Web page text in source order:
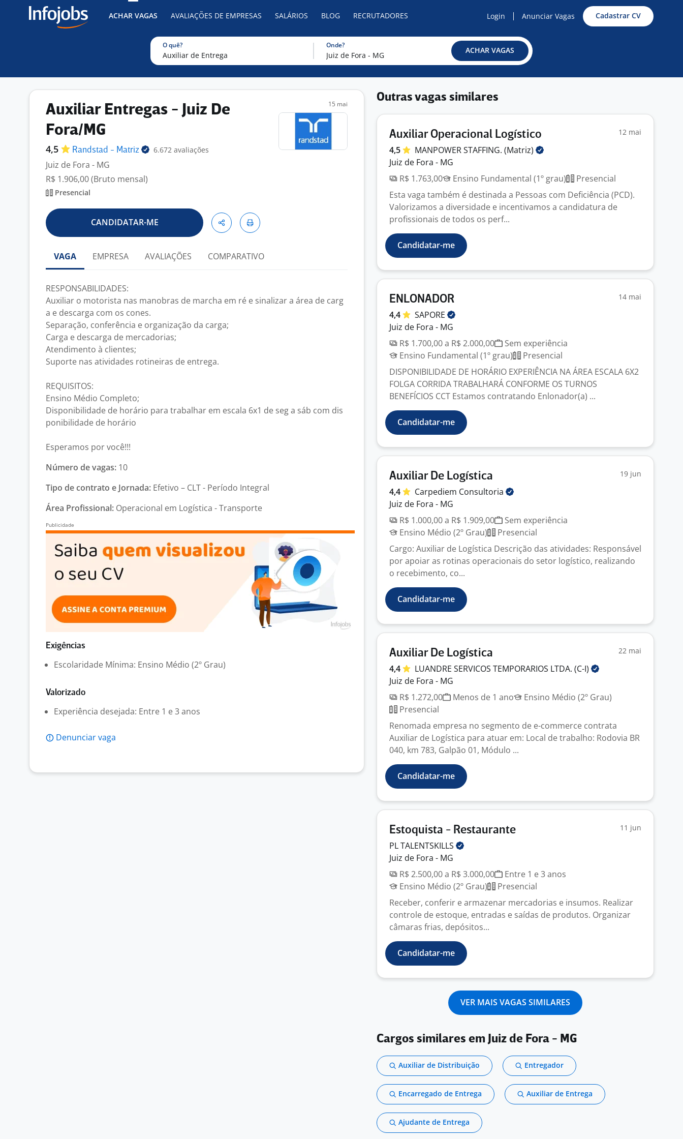
ACHAR VAGAS AVALIAÇÕES DE EMPRESAS SALÁRIOS BLOG RECRUTADORES Login Anunciar Vagas Cadastrar CV
O quê? Onde?
ACHAR VAGAS
Auxiliar Entregas - Juiz De
Fora/MG
4,5 Randstad - Matriz 6.672 avaliações
Juiz de Fora - MG
R$ 1.906,00 (Bruto mensal)
Presencial
15 mai
CANDIDATAR-ME
VAGA EMPRESA AVALIAÇÕES COMPARATIVO
RESPONSABILIDADES:
Auxiliar o motorista nas manobras de marcha em ré e sinalizar a área de carg
a e descarga com os cones.
Separação, conferência e organização da carga;
Carga e descarga de mercadorias;
Atendimento à clientes;
Suporte nas atividades rotineiras de entrega.
REQUISITOS:
Ensino Médio Completo;
Disponibilidade de horário para trabalhar em escala 6x1 de seg a sáb com dis
ponibilidade de horário
Esperamos por você!!!
Número de vagas: 10
Tipo de contrato e Jornada: Efetivo – CLT - Período Integral
Área Profissional: Operacional em Logística - Transporte
Exigências
Escolaridade Mínima: Ensino Médio (2º Grau)
Valorizado
Experiência desejada: Entre 1 e 3 anos
Denunciar vaga
Outras vagas similares
Auxiliar Operacional Logístico 12 mai
4,5 MANPOWER STAFFING. (Matriz)
Juiz de Fora - MG
R$ 1.763,00
Ensino Fundamental (1º grau)
Presencial
Esta vaga também é destinada a Pessoas com Deficiência (PCD).
Valorizamos a diversidade e incentivamos a candidatura de
profissionais de todos os perf...
Candidatar-me
ENLONADOR 14 mai
4,4
SAPORE
Juiz de Fora - MG
R$ 1.700,00 a R$ 2.000,00
Sem experiência
Ensino Fundamental (1º grau)
Presencial
DISPONIBILIDADE DE HORÁRIO EXPERIÊNCIA NA ÁREA ESCALA 6X2
FOLGA CORRIDA TRABALHARÁ CONFORME OS TURNOS
BENEFÍCIOS CCT Estamos contratando Enlonador(a) ...
Candidatar-me
Auxiliar De Logística 19 jun
4,4 Carpediem Consultoria
Juiz de Fora - MG
R$ 1.000,00 a R$ 1.909,00
Sem experiência
Ensino Médio (2º Grau)
Presencial
Cargo: Auxiliar de Logística Descrição das atividades: Responsável
por apoiar as rotinas operacionais do setor logístico, realizando
o recebimento, co...
Candidatar-me
Auxiliar De Logística 22 mai
4,4 LUANDRE SERVICOS TEMPORARIOS LTDA. (C-I)
Juiz de Fora - MG
R$ 1.272,00
Menos de 1 ano
Ensino Médio (2º Grau)
Presencial
Renomada empresa no segmento de e-commerce contrata
Auxiliar de Logística para atuar em: Local de trabalho: Rodovia BR
040, km 783, Galpão 01, Módulo ...
Candidatar-me
Estoquista - Restaurante 11 jun
PLTALENTSKILLS
Juiz de Fora - MG
R$ 2.500,00 a R$ 3.000,00
Entre 1 e 3 anos
Ensino Médio (2º Grau)
Presencial
Receber, conferir e armazenar mercadorias e insumos. Realizar
controle de estoque, entradas e saídas de produtos. Organizar
câmaras frias, depósitos...
Candidatar-me
VER MAIS VAGAS SIMILARES
Cargos similares em Juiz de Fora - MG
Auxiliar de Distribuição Entregador
Encarregado de Entrega Auxiliar de Entrega
Ajudante de Entrega